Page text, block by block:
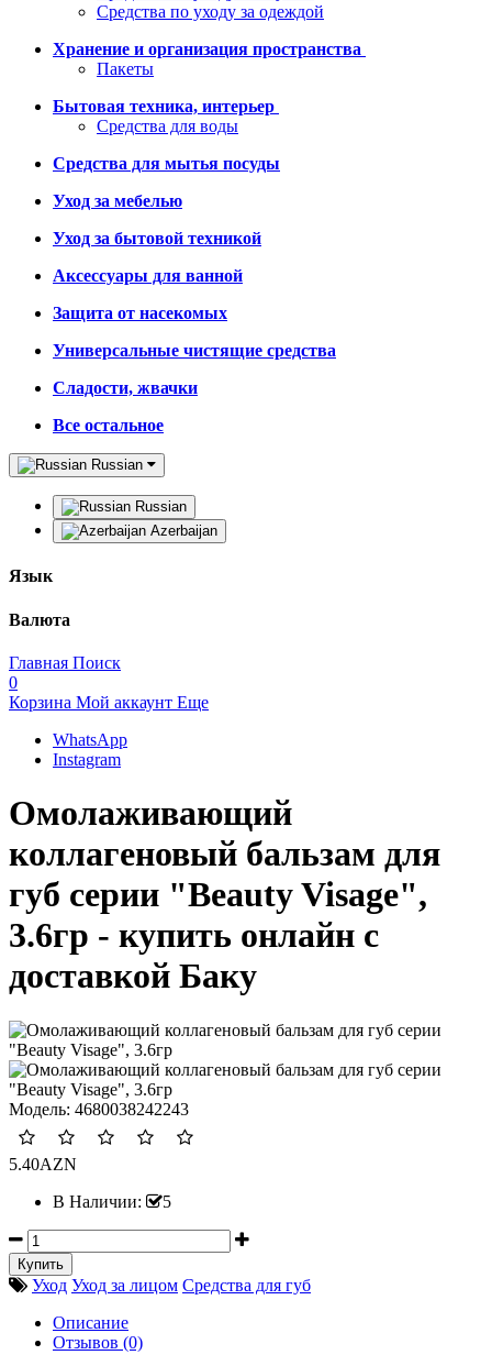
Средства по уходу за одеждой
Хранение и организация пространства
Пакеты
Бытовая техника, интерьер
Средства для воды
Средства для мытья посуды
Уход за мебелью
Уход за бытовой техникой
Аксессуары для ванной
Защита от насекомых
Универсальные чистящие средства
Сладости, жвачки
Все остальное
Russian
Russian
Azerbaijan
Язык
Валюта
Главная Поиск
0
Корзина Мой аккаунт Еще
WhatsApp
Instagram
Омолаживающий
коллагеновый бальзам для
губ серии "Beauty Visage",
3.6гр - купить онлайн с
доставкой Баку
Модель: 4680038242243
5.40AZN
В Наличии:
5
Уход Уход за лицом Средства для губ
Описание
Отзывов (0)